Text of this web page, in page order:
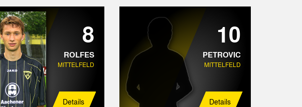
8
ROLFES
MITTELFELD
Details
10
PETROVIC
MITTELFELD
Details